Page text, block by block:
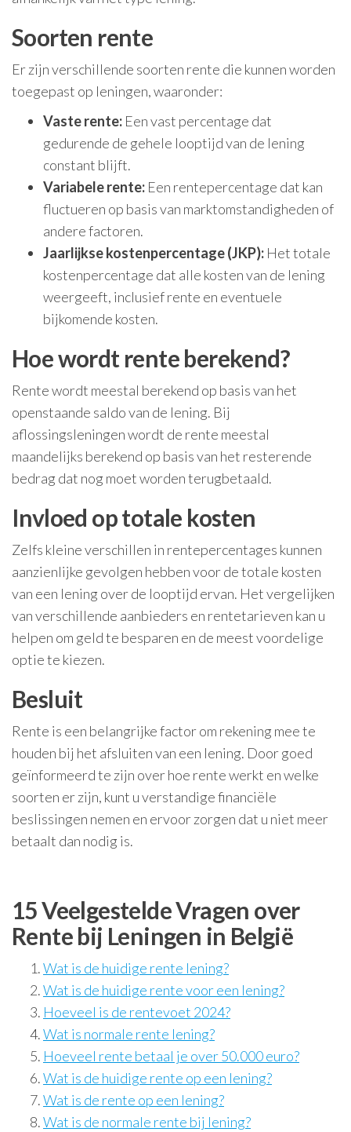
Soorten rente
Er zijn verschillende soorten rente die kunnen worden
toegepast op leningen, waaronder:
Vaste rente: Een vast percentage dat
gedurende de gehele looptijd van de lening
constant blijft.
Variabele rente: Een rentepercentage dat kan
fluctueren op basis van marktomstandigheden of
andere factoren.
Jaarlijkse kostenpercentage (JKP): Het totale
kostenpercentage dat alle kosten van de lening
weergeeft, inclusief rente en eventuele
bijkomende kosten.
Hoe wordt rente berekend?
Rente wordt meestal berekend op basis van het
openstaande saldo van de lening. Bij
aflossingsleningen wordt de rente meestal
maandelijks berekend op basis van het resterende
bedrag dat nog moet worden terugbetaald.
Invloed op totale kosten
Zelfs kleine verschillen in rentepercentages kunnen
aanzienlijke gevolgen hebben voor de totale kosten
van een lening over de looptijd ervan. Het vergelijken
van verschillende aanbieders en rentetarieven kan u
helpen om geld te besparen en de meest voordelige
optie te kiezen.
Besluit
Rente is een belangrijke factor om rekening mee te
houden bij het afsluiten van een lening. Door goed
geïnformeerd te zijn over hoe rente werkt en welke
soorten er zijn, kunt u verstandige financiële
beslissingen nemen en ervoor zorgen dat u niet meer
betaalt dan nodig is.
15 Veelgestelde Vragen over
Rente bij Leningen in België
Wat is de huidige rente lening?
Wat is de huidige rente voor een lening?
Hoeveel is de rentevoet 2024?
Wat is normale rente lening?
Hoeveel rente betaal je over 50.000 euro?
Wat is de huidige rente op een lening?
Wat is de rente op een lening?
Wat is de normale rente bij lening?